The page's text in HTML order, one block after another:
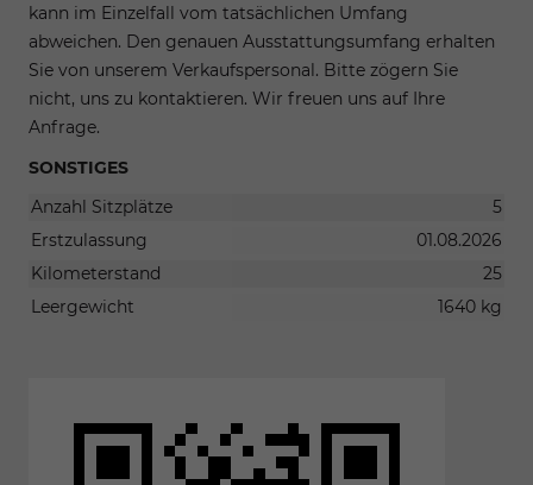
kann im Einzelfall vom tatsächlichen Umfang
abweichen. Den genauen Ausstattungsumfang erhalten
Sie von unserem Verkaufspersonal. Bitte zögern Sie
nicht, uns zu kontaktieren. Wir freuen uns auf Ihre
Anfrage.
SONSTIGES
Anzahl Sitzplätze
5
Erstzulassung
01.08.2026
Kilometerstand
25
Leergewicht
1640 kg